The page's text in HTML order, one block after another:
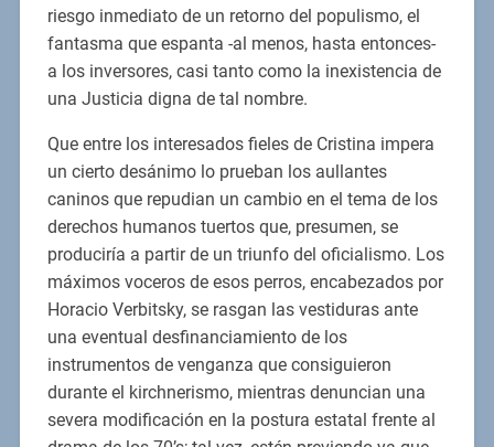
riesgo inmediato de un retorno del populismo, el
fantasma que espanta -al menos, hasta entonces-
a los inversores, casi tanto como la inexistencia de
una Justicia digna de tal nombre.
Que entre los interesados fieles de Cristina impera
un cierto desánimo lo prueban los aullantes
caninos que repudian un cambio en el tema de los
derechos humanos tuertos que, presumen, se
produciría a partir de un triunfo del oficialismo. Los
máximos voceros de esos perros, encabezados por
Horacio Verbitsky, se rasgan las vestiduras ante
una eventual desfinanciamiento de los
instrumentos de venganza que consiguieron
durante el kirchnerismo, mientras denuncian una
severa modificación en la postura estatal frente al